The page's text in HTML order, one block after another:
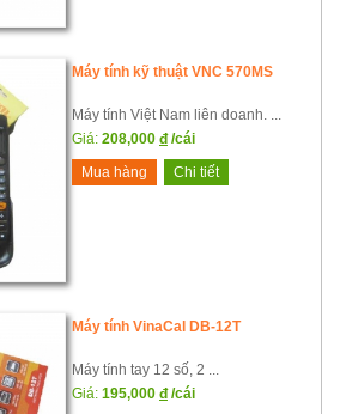
Máy tính kỹ thuật VNC 570MS
Máy tính Việt Nam liên doanh. ...
Giá: 208,000 đ /cái
Mua hàng
Chi tiết
Máy tính VinaCal DB-12T
Máy tính tay 12 số, 2 ...
Giá: 195,000 đ /cái